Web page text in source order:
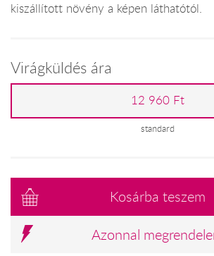
kiszállított növény a képen láthatótól.
Virágküldés ára
12 960 Ft
standard
Kosárba teszem
Azonnal